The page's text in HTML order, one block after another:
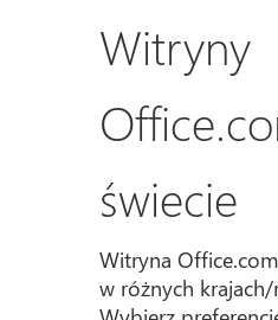
Witryny
świecie
Witryna
w różnych